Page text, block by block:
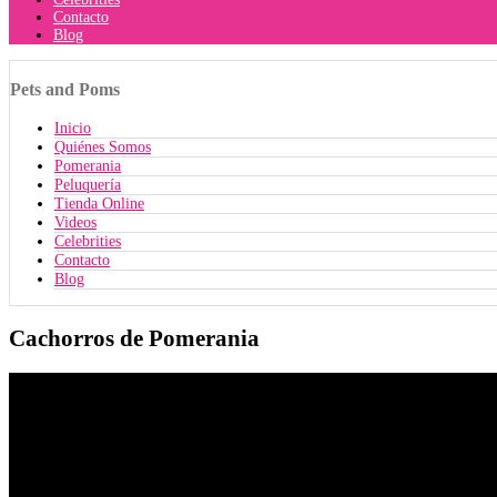
Contacto
Blog
Pets and Poms
Inicio
Quiénes Somos
Pomerania
Peluquería
Tienda Online
Videos
Celebrities
Contacto
Blog
Cachorros de Pomerania